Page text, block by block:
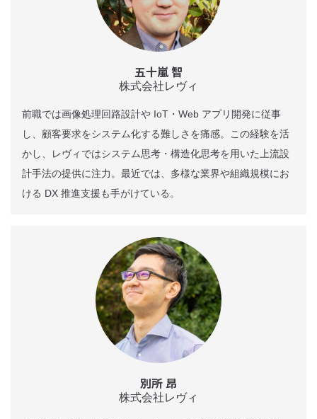
五十嵐 智
株式会社レヴィ
前職では画像処理回路設計や IoT・Web アプリ開発に従事
し、顧客要求をシステム化する難しさを痛感。この経験を活
かし、レヴィではシステム思考・構造化思考を用いた上流設
計手法の提供に注力。最近では、多様な業界や組織規模にお
ける DX 推進支援も手がけている。
別所 昂
株式会社レヴィ